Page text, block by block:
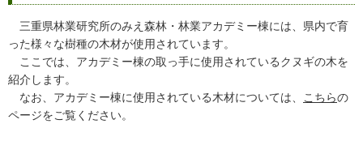
三重県林業研究所のみえ森林・林業アカデミー棟には、県内で育
った様々な樹種の木材が使用されています。
ここでは、アカデミー棟の取っ手に使用されているクヌギの木を
紹介します。
なお、アカデミー棟に使用されている木材については、
こちらの
ページをご覧ください。